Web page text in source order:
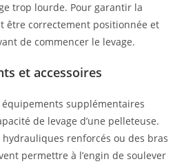
trop lourde. Pour garantir la
être correctement positionnée et
de commencer le levage.
et accessoires
équipements supplémentaires
de levage d’une pelleteuse.
hydrauliques renforcés ou des bras
permettre à l’engin de soulever